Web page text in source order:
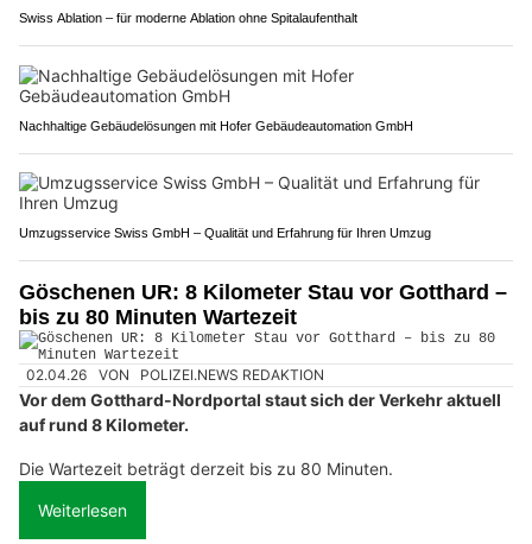
Swiss Ablation – für moderne Ablation ohne Spitalaufenthalt
Nachhaltige Gebäudelösungen mit Hofer Gebäudeautomation GmbH
Umzugsservice Swiss GmbH – Qualität und Erfahrung für Ihren Umzug
Göschenen UR: 8 Kilometer Stau vor Gotthard –
bis zu 80 Minuten Wartezeit
02.04.26 VON POLIZEI.NEWS REDAKTION
Vor dem Gotthard-Nordportal staut sich der Verkehr aktuell
auf rund 8 Kilometer.
Die Wartezeit beträgt derzeit bis zu 80 Minuten.
Weiterlesen